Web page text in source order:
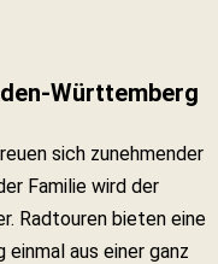
Württemberg
sich zunehmender
Familie wird der
Radtouren bieten eine
einmal aus einer ganz